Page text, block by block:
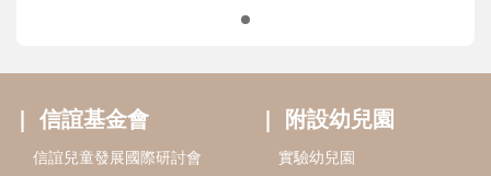
好孕袋
分齡育兒電子報